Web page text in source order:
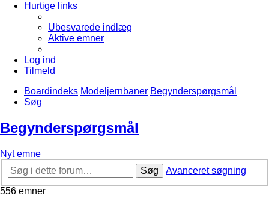
Hurtige links
Ubesvarede indlæg
Aktive emner
Log ind
Tilmeld
Boardindeks Modeljernbaner Begynderspørgsmål
Søg
Begynderspørgsmål
Nyt emne
Søg
Avanceret søgning
556 emner